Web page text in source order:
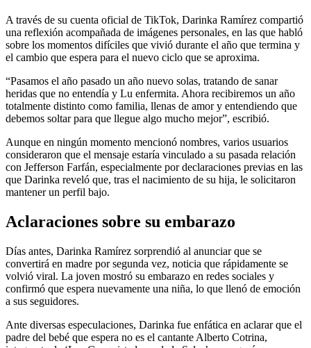
A través de su cuenta oficial de TikTok, Darinka Ramírez compartió
una reflexión acompañada de imágenes personales, en las que habló
sobre los momentos difíciles que vivió durante el año que termina y
el cambio que espera para el nuevo ciclo que se aproxima.
“Pasamos el año pasado un año nuevo solas, tratando de sanar
heridas que no entendía y Lu enfermita. Ahora recibiremos un año
totalmente distinto como familia, llenas de amor y entendiendo que
debemos soltar para que llegue algo mucho mejor”, escribió.
Aunque en ningún momento mencionó nombres, varios usuarios
consideraron que el mensaje estaría vinculado a su pasada relación
con Jefferson Farfán, especialmente por declaraciones previas en las
que Darinka reveló que, tras el nacimiento de su hija, le solicitaron
mantener un perfil bajo.
Aclaraciones sobre su embarazo
Días antes, Darinka Ramírez sorprendió al anunciar que se
convertirá en madre por segunda vez, noticia que rápidamente se
volvió viral. La joven mostró su embarazo en redes sociales y
confirmó que espera nuevamente una niña, lo que llenó de emoción
a sus seguidores.
Ante diversas especulaciones, Darinka fue enfática en aclarar que el
padre del bebé que espera no es el cantante Alberto Cotrina,